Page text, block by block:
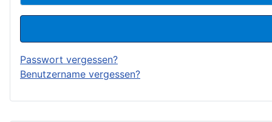
Passwort vergessen?
Benutzername vergessen?